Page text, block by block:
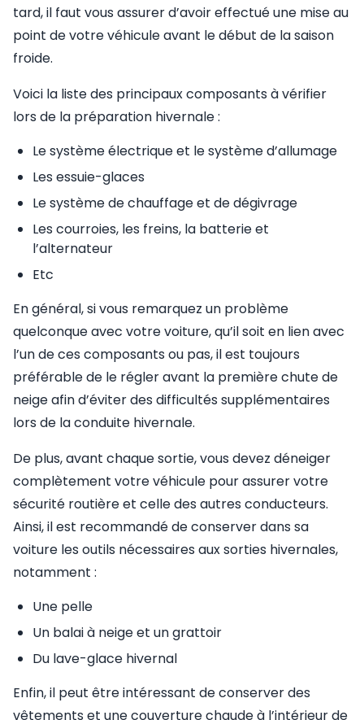
tard, il faut vous assurer d’avoir effectué une mise au
point de votre véhicule avant le début de la saison
froide.
Voici la liste des principaux composants à vérifier
lors de la préparation hivernale :
Le système électrique et le système d’allumage
Les essuie-glaces
Le système de chauffage et de dégivrage
Les courroies, les freins, la batterie et
l’alternateur
Etc
En général, si vous remarquez un problème
quelconque avec votre voiture, qu’il soit en lien avec
l’un de ces composants ou pas, il est toujours
préférable de le régler avant la première chute de
neige afin d’éviter des difficultés supplémentaires
lors de la conduite hivernale.
De plus, avant chaque sortie, vous devez déneiger
complètement votre véhicule pour assurer votre
sécurité routière et celle des autres conducteurs.
Ainsi, il est recommandé de conserver dans sa
voiture les outils nécessaires aux sorties hivernales,
notamment :
Une pelle
Un balai à neige et un grattoir
Du lave-glace hivernal
Enfin, il peut être intéressant de conserver des
vêtements et une couverture chaude à l’intérieur de